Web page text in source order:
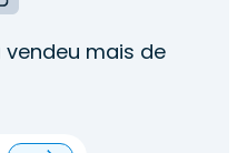
mais de